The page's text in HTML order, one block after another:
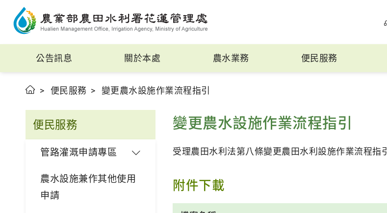
公告訊息 關於本處 農水業務 便民服務
便民服務 變更農水設施作業流程指引
便民服務
管路灌溉申請專區
農水設施兼作其他使用
申請
變更農水設施作業流程指引
受理農田水利法第八條變更農田水利設施作業流程指引
附件下載